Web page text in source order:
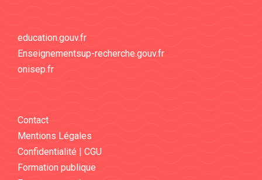
education.gouv.fr
Enseignementsup-recherche.gouv.fr
onisep.fr
Contact
Mentions Légales
Confidentialité | CGU
Formation publique